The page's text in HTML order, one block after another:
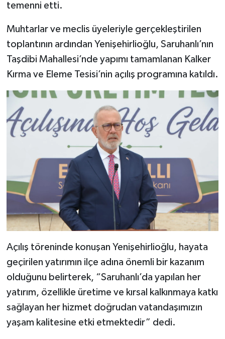
temenni etti.
Muhtarlar ve meclis üyeleriyle gerçekleştirilen
toplantının ardından Yenişehirlioğlu, Saruhanlı’nın
Taşdibi Mahallesi’nde yapımı tamamlanan Kalker
Kırma ve Eleme Tesisi’nin açılış programına katıldı.
Açılış töreninde konuşan Yenişehirlioğlu, hayata
geçirilen yatırımın ilçe adına önemli bir kazanım
olduğunu belirterek, “Saruhanlı’da yapılan her
yatırım, özellikle üretime ve kırsal kalkınmaya katkı
sağlayan her hizmet doğrudan vatandaşımızın
yaşam kalitesine etki etmektedir” dedi.